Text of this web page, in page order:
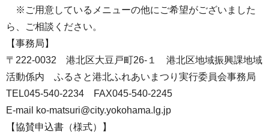
※ご用意しているメニューの他にご希望がございました
ら、ご相談ください。
【事務局】
〒222-0032 港北区大豆戸町26-１ 港北区地域振興課地域
活動係内 ふるさと港北ふれあいまつり実行委員会事務局
TEL045-540-2234 FAX045-540-2245
E-mail ko-matsuri@city.yokohama.lg.jp
【協賛申込書（様式）】